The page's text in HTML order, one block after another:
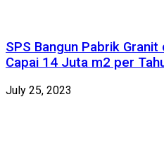
SPS Bangun Pabrik
Capai 14 Juta m2 per
July 25, 2023